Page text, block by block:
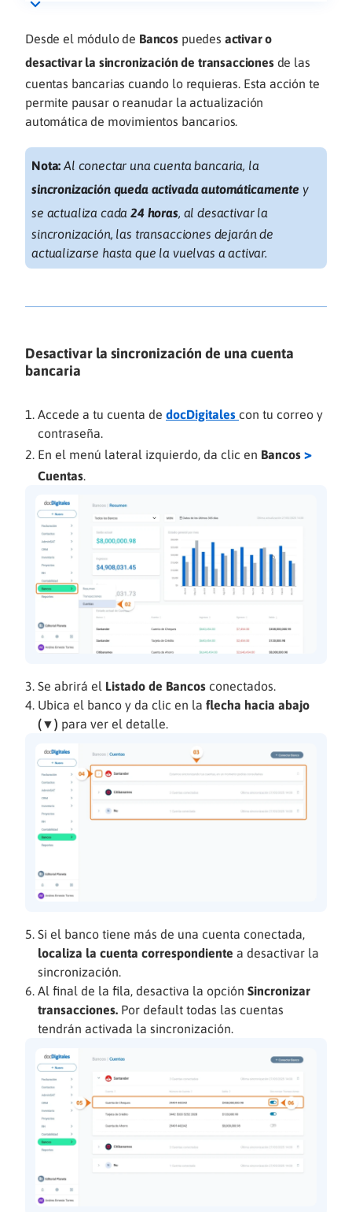
Desde el módulo de Bancos puedes activar o
desactivar la sincronización de transaccionesde las
cuentas bancarias cuando lo requieras. Esta acción te
permite pausar o reanudar la actualización
automática de movimientos bancarios.
Nota:Al conectar una cuenta bancaria, la
sincronización queda activada automáticamente y
se actualiza cada24 horas, al desactivar la
sincronización, las transacciones dejarán de
actualizarse hasta que la vuelvas a activar.
Desactivar la sincronización de una cuenta
bancaria
Accede a tu cuenta de docDigitales con tu correo y
contraseña.
En el menú lateral izquierdo, da clic en Bancos >
Cuentas.
Se abrirá el Listado de Bancos conectados.
Ubica el banco y da clic en la flecha hacia abajo
(▼) para ver el detalle.
Si el banco tiene más de una cuenta conectada,
localiza la cuenta correspondiente a desactivar la
sincronización.
Al final de la fila, desactiva la opción Sincronizar
transacciones. Por default todas las cuentas
tendrán activada la sincronización.